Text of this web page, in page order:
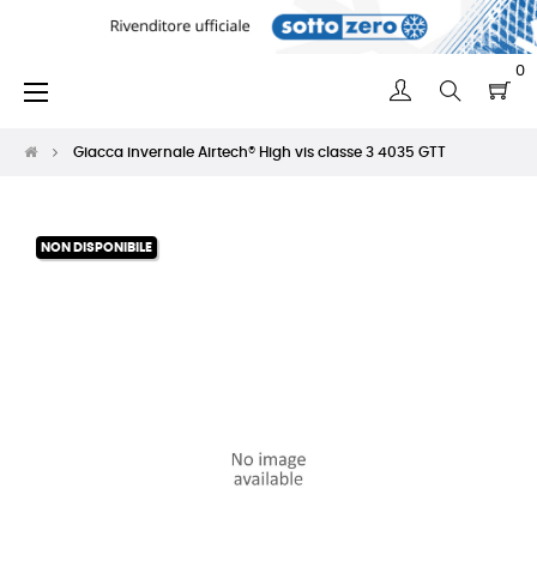
0
navigazione
☰
Giacca invernale Airtech® High vis classe 3 4035 GTT
NON DISPONIBILE